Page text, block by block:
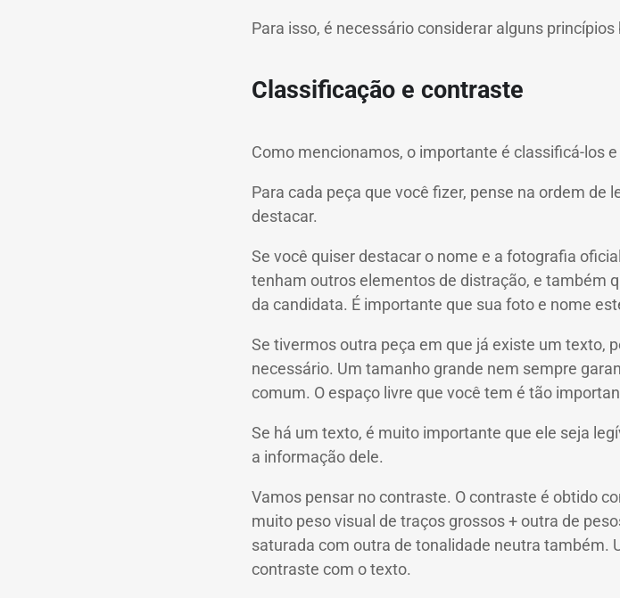
Para isso, é necessário considerar alguns
Classificação e contraste
Como mencionamos, o importante é classificá-los e
Para cada peça que você fizer, pense na ordem de
destacar.
Se você quiser destacar o nome e a fotografia
tenham outros elementos de distração, e também
da candidata. É importante que sua foto e nome
Se tivermos outra peça em que já existe um texto,
necessário. Um tamanho grande nem sempre
comum. O espaço livre que você tem é tão
Se há um texto, é muito importante que ele seja
a informação dele.
Vamos pensar no contraste. O contraste é obtido
muito peso visual de traços grossos + outra de
saturada com outra de tonalidade neutra
contraste com o texto.